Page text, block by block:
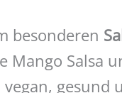
besonderen
Mango Salsa
gesund